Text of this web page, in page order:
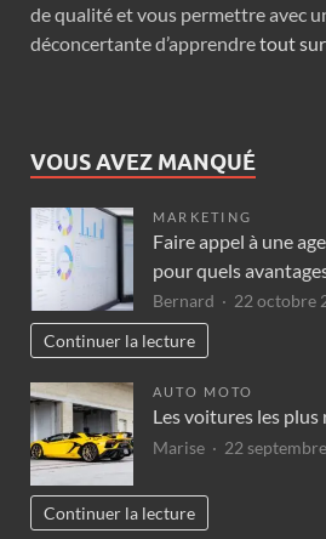
de qualité et vous permettre avec
déconcertante d’apprendretout
VOUS AVEZ MANQUÉ
MARKETING
Faire appel à une
pour quels
Bernard
22 octobre
Continuer la lecture
AUTO MOTO
Les voitures les plus
Marise 22
Continuer la lecture